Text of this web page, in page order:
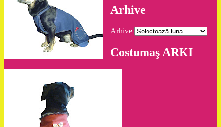
Arhive
Arhive
Costumaş ARKI